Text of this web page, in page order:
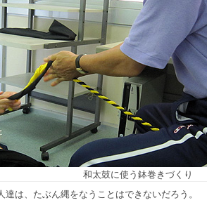
和太鼓に使う鉢巻きづくり
は、たぶん縄をなうことはできないだろう。